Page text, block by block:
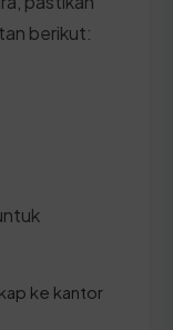
berikut:
ke kantor